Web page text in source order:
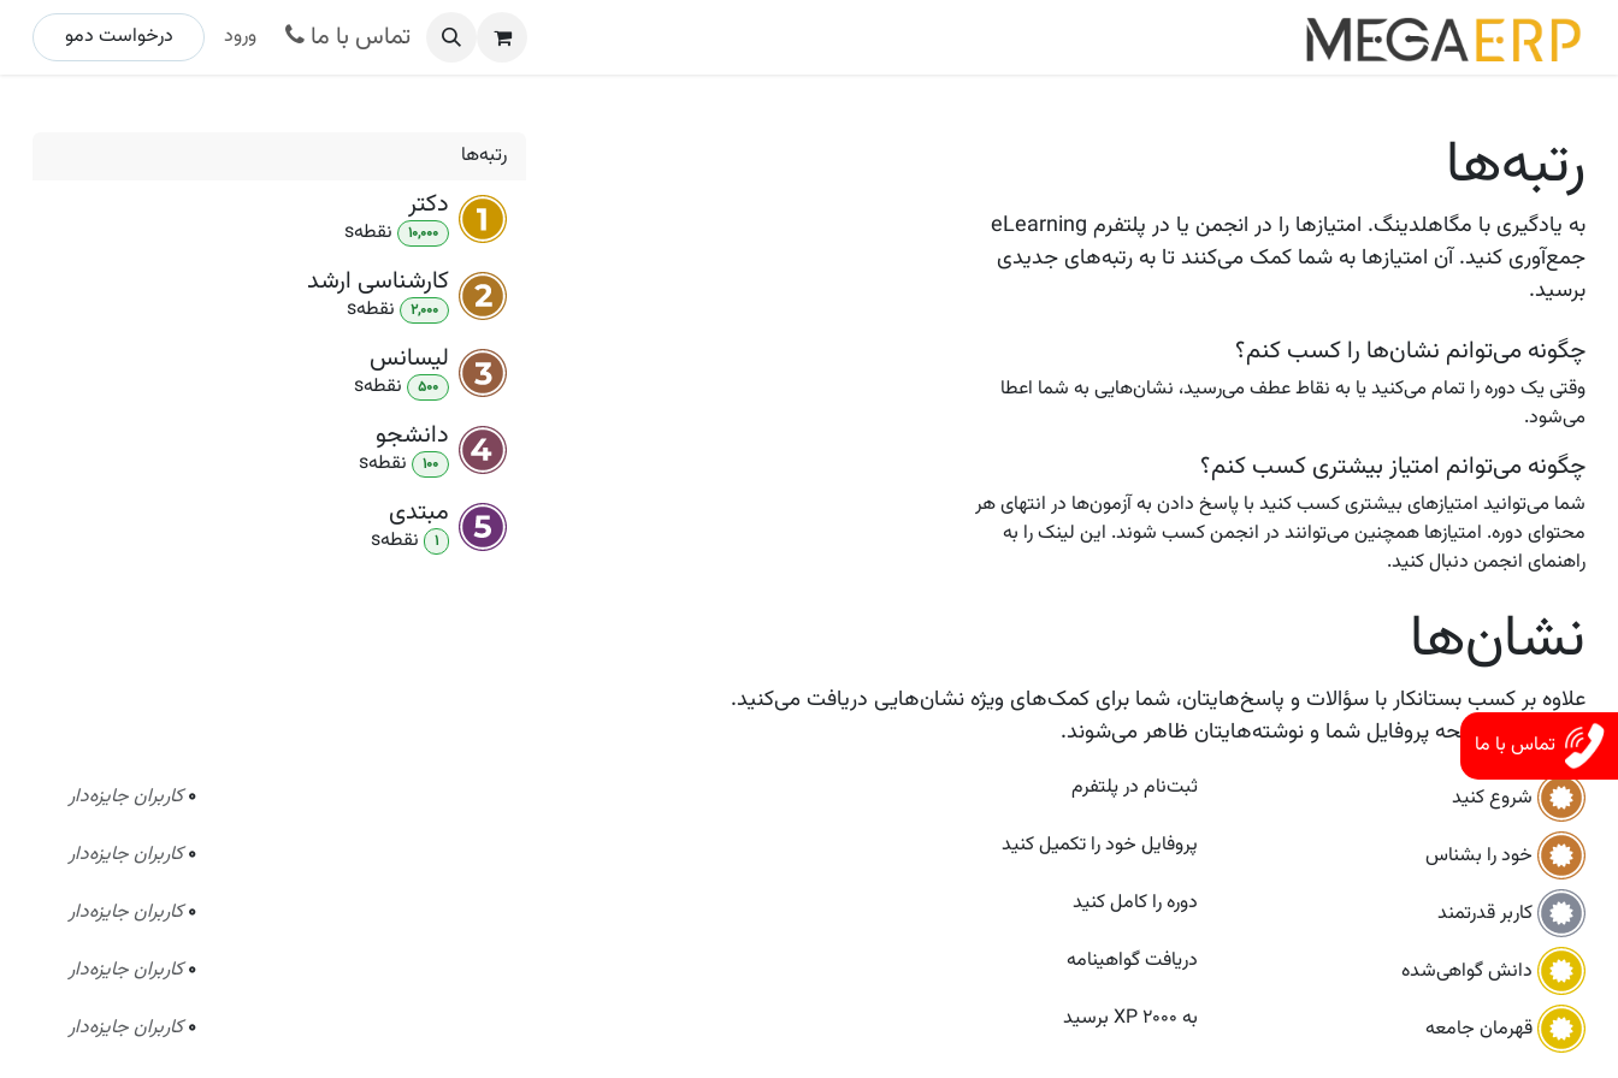
پرش به محتوا
تماس با ما ورود درخواست د​​​​مو ​​​​​​​​​​
رتبه‌ها
به یادگیری با مگاهلدینگ. امتیازها را در انجمن یا در پلتفرم eLearning
جمع‌آوری کنید. آن امتیازها به شما کمک می‌کنند تا به رتبه‌های جدیدی
برسید.
چگونه می‌توانم نشان‌ها را کسب کنم؟
وقتی یک دوره را تمام می‌کنید یا به نقاط عطف می‌رسید، نشان‌هایی به شما اعطا
می‌شود.
چگونه می‌توانم امتیاز بیشتری کسب کنم؟
شما می‌توانید امتیازهای بیشتری کسب کنید با پاسخ دادن به آزمون‌ها در انتهای هر
محتوای دوره. امتیازها همچنین می‌توانند در انجمن کسب شوند. این لینک را به
راهنمای انجمن دنبال کنید.
رتبه‌ها
دکتر
10,000 نقطهs
کارشناسی ارشد
2,000 نقطهs
لیسانس
500 نقطهs
دانشجو
100 نقطهs
مبتدی
1 نقطهs
نشان‌ها
علاوه بر کسب بستانکار با سؤالات و پاسخ‌هایتان، شما برای کمک‌های ویژه نشان‌هایی دریافت می‌کنید.
نشان‌ها در صفحه پروفایل شما و نوشته‌هایتان ظاهر می‌شوند.
شروع کنید ثبت‌نام در پلتفرم 0 کاربران جایزه‌دار
خود را بشناس
پروفایل خود را تکمیل کنید 0 کاربران جایزه‌دار
کاربر قدرتمند
دوره را کامل کنید 0 کاربران جایزه‌دار
دانش گواهی‌شده
دریافت گواهینامه 0 کاربران جایزه‌دار
قهرمان جامعه
به ۲۰۰۰ XP برسید 0 کاربران جایزه‌دار
تماس با ما